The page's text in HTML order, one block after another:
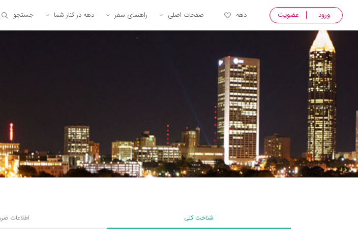
ورود عضویت دهه صفحات اصلی راهنمای سفر دهه در کنار شما جستجو
شناخت کلی اطلاعات